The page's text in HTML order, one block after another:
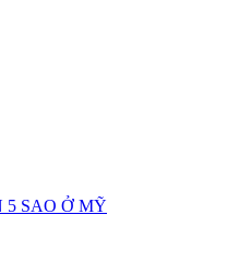
SAO Ở MỸ